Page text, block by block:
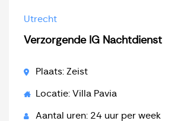
Utrecht
Verzorgende IG Nachtdienst
Plaats: Zeist
Locatie: Villa Pavia
Aantal uren: 24 uur per week